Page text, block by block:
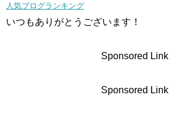
人気ブログランキング
いつもありがとうございます！
Sponsored Link
Sponsored Link